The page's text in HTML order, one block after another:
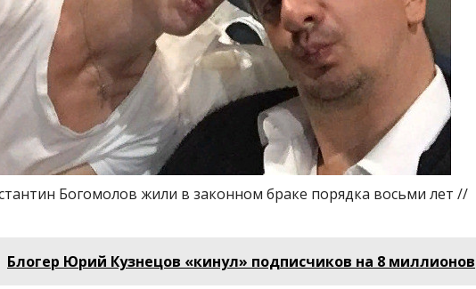
Богомолов жили в законном браке порядка восьми лет //
Блогер Юрий Кузнецов «кинул» подписчиков на 8 миллионов